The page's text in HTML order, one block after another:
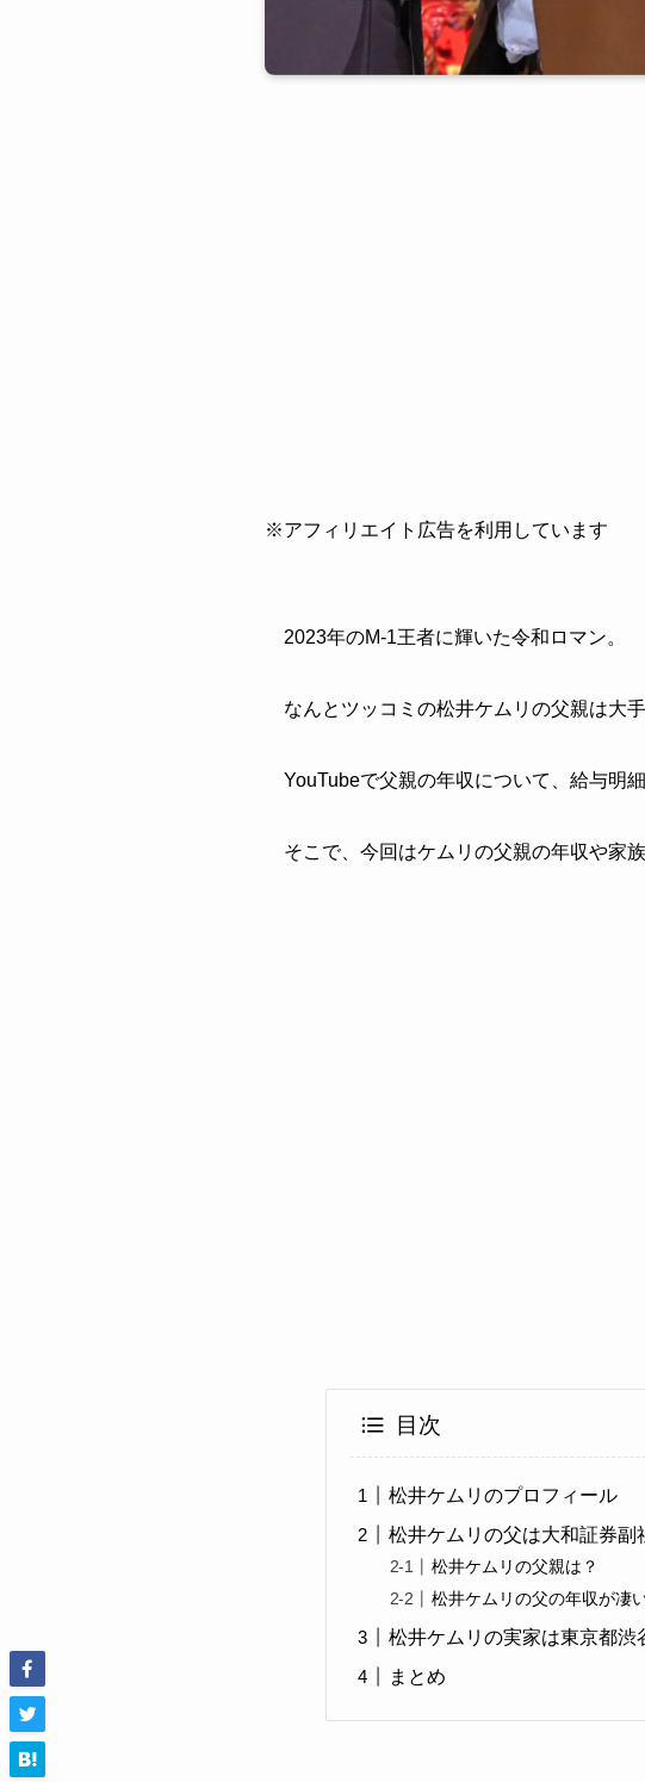
※アフィリエイト広告を利用しています
2023年のM-1王者に輝いた令和ロマン。
なんとツッコミの松井ケムリの父親は大
YouTubeで父親の年収について、給与明
そこで、今回はケムリの父親の年収や家
目次
松井ケムリのプロフィール
松井ケムリの父は大和証券副
松井ケムリの父親は？
松井ケムリの父の年収が凄い
松井ケムリの実家は東京都渋
まとめ